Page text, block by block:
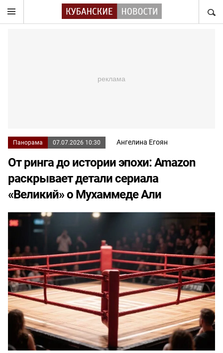
Панорама 07.07.2026 10:30 Ангелина Егоян
От ринга до истории эпохи: Amazon
раскрывает детали сериала
«Великий» о Мухаммеде Али